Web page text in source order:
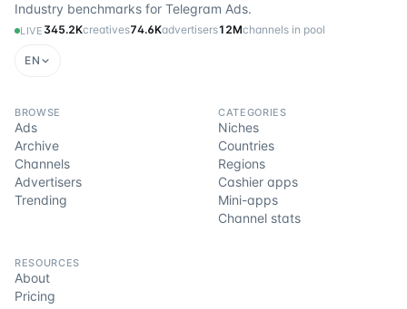
Industry benchmarks for Telegram Ads.
LIVE 345.2Kcreatives74.6Kadvertisers12Mchannels in pool
EN
BROWSE
Ads
Archive
Channels
Advertisers
Trending
CATEGORIES
Niches
Countries
Regions
Cashier apps
Mini-apps
Channel stats
RESOURCES
About
Pricing